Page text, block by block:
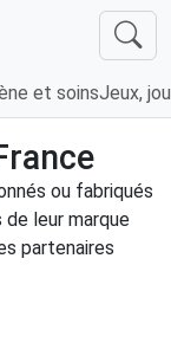
et soinsJeux,
ou fabriqués
de leur marque
partenaires